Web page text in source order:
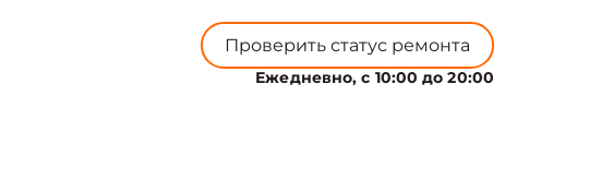
Проверить статус ремонта
Ежедневно, с 10:00 до 20:00